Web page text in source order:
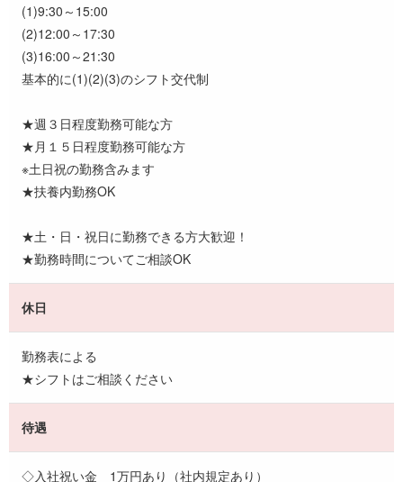
(1)9:30～15:00
(2)12:00～17:30
(3)16:00～21:30
基本的に(1)(2)(3)のシフト交代制
★週３日程度勤務可能な方
★月１５日程度勤務可能な方
※土日祝の勤務含みます
★扶養内勤務OK
★土・日・祝日に勤務できる方大歓迎！
★勤務時間についてご相談OK
休日
勤務表による
★シフトはご相談ください
待遇
◇入社祝い金 1万円あり（社内規定あり）